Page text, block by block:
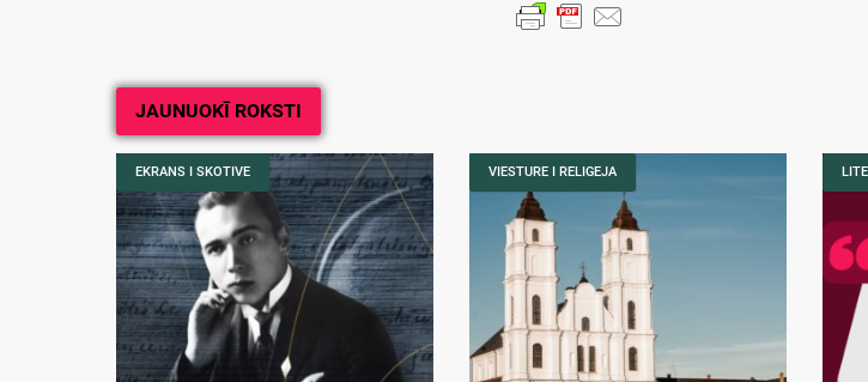
JAUNUOKĪ ROKSTI
EKRANS I SKOTIVE VIESTURE I RELIGEJA